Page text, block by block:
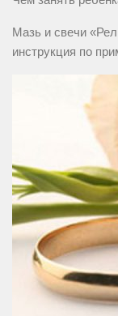
Мазь и свечи
инструкция по